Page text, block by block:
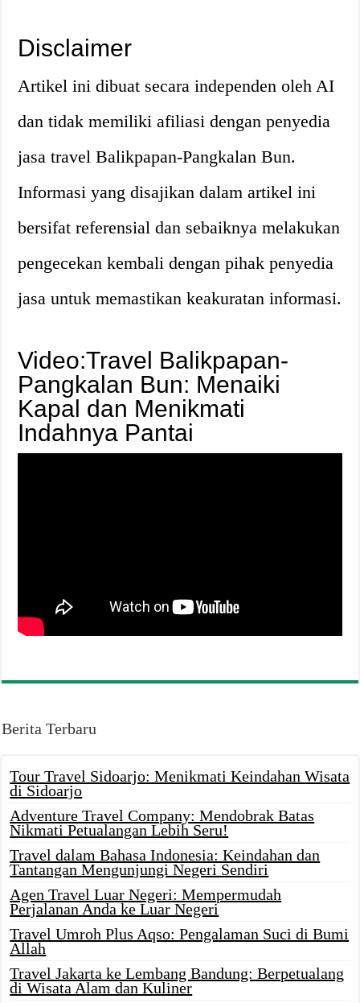
Disclaimer
Artikel ini dibuat secara independen oleh AI
dan tidak memiliki afiliasi dengan penyedia
jasa travel Balikpapan-Pangkalan Bun.
Informasi yang disajikan dalam artikel ini
bersifat referensial dan sebaiknya melakukan
pengecekan kembali dengan pihak penyedia
jasa untuk memastikan keakuratan informasi.
Video:Travel Balikpapan-
Pangkalan Bun: Menaiki
Kapal dan Menikmati
Indahnya Pantai
Berita Terbaru
Tour Travel Sidoarjo: Menikmati Keindahan Wisata
di Sidoarjo
Adventure Travel Company: Mendobrak Batas
Nikmati Petualangan Lebih Seru!
Travel dalam Bahasa Indonesia: Keindahan dan
Tantangan Mengunjungi Negeri Sendiri
Agen Travel Luar Negeri: Mempermudah
Perjalanan Anda ke Luar Negeri
Travel Umroh Plus Aqso: Pengalaman Suci di Bumi
Allah
Travel Jakarta ke Lembang Bandung: Berpetualang
di Wisata Alam dan Kuliner